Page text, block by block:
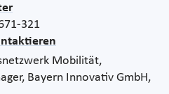
321
Mobilität,
Bayern Innovativ GmbH,